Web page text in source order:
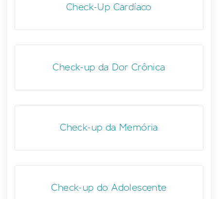
Check-Up Cardíaco
Check-up da Dor Crônica
Check-up da Memória
Check-up do Adolescente